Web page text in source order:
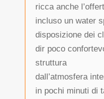
ricca anche
incluso un water
disposizione dei
dir poco
struttura
dall’atmosfera
in pochi minuti di